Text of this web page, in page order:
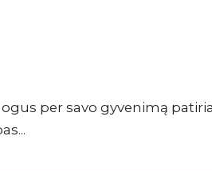
per savo gyvenimą